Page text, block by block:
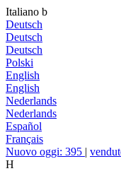
Italiano b
Deutsch
Deutsch
Deutsch
Polski
English
English
Nederlands
Nederlands
Español
Français
Nuovo oggi: 395 |
H